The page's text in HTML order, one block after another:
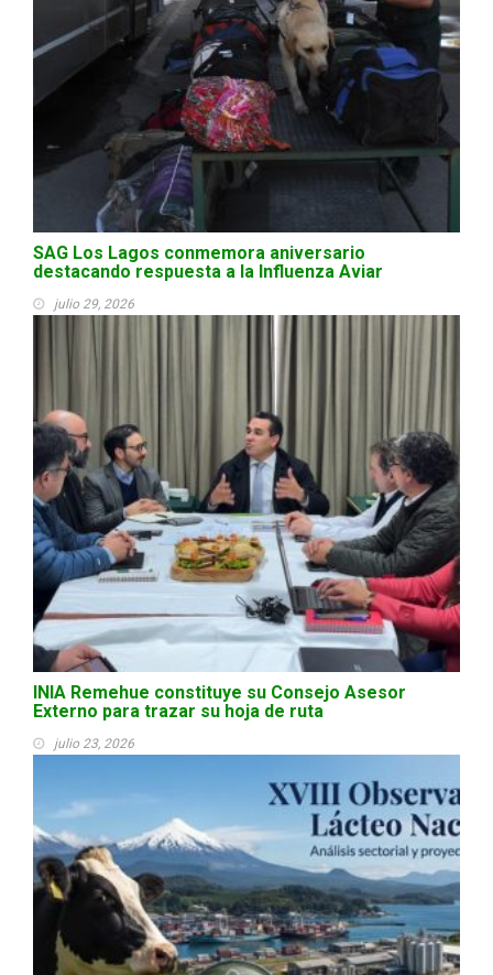
SAG Los Lagos conmemora aniversario
destacando respuesta a la Influenza Aviar
julio 29, 2026
INIA Remehue constituye su Consejo Asesor
Externo para trazar su hoja de ruta
julio 23, 2026